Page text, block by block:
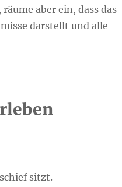
aber ein, dass das
darstellt und alle
sitzt.